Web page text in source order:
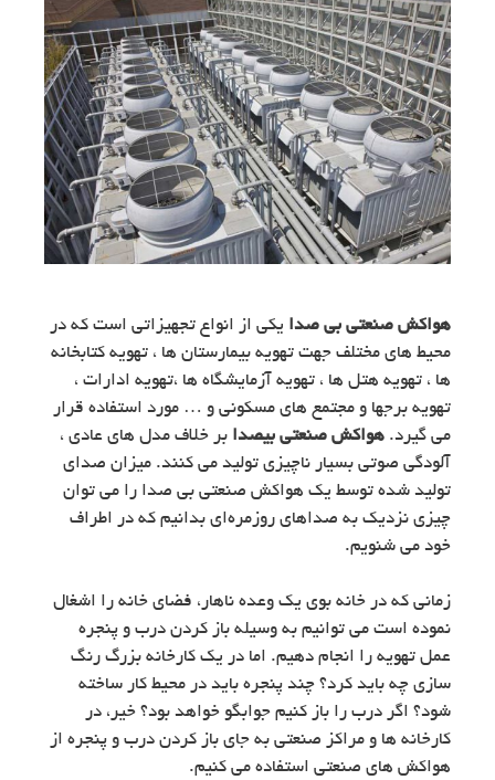
هواکش صنعتی بی صدا یکی از انواع تجهیزاتی است که در
محیط های مختلف جهت تهویه بیمارستان ها ، تهویه کتابخانه
ها ، تهویه هتل ها ، تهویه آزمایشگاه ها ،تهویه ادارات ،
تهویه برجها و مجتمع های مسکونی و … مورد استفاده قرار
می گیرد. هواکش صنعتی بیصدا بر خلاف مدل های عادی ،
آلودگی صوتی بسیار ناچیزی تولید می کنند. میزان صدای
تولید شده توسط یک هواکش صنعتی بی صدا را می توان
چیزی نزدیک به صداهای روزمره‌ای بدانیم که در اطراف
خود می شنویم.
زمانی که در خانه بوی یک وعده ناهار، فضای خانه را اشغال
نموده است می توانیم به وسیله باز کردن درب و پنجره
عمل تهویه را انجام دهیم. اما در یک کارخانه بزرگ رنگ
سازی چه باید کرد؟ چند پنجره باید در محیط کار ساخته
شود؟ اگر درب را باز کنیم جوابگو خواهد بود؟ خیر، در
کارخانه ها و مراکز صنعتی به جای باز کردن درب و پنجره از
هواکش های صنعتی استفاده می کنیم.